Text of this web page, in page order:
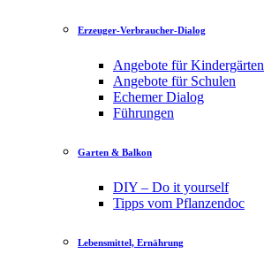
Erzeuger-Verbraucher-Dialog
Angebote für Kindergärten
Angebote für Schulen
Echemer Dialog
Führungen
Garten & Balkon
DIY – Do it yourself
Tipps vom Pflanzendoc
Lebensmittel, Ernährung